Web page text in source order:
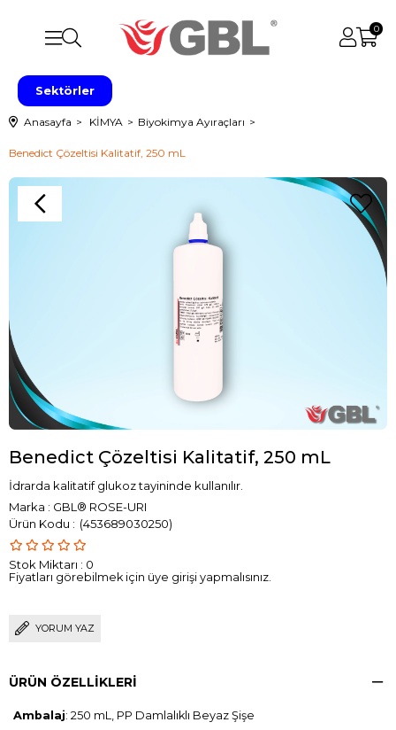
0
Sektörler
Anasayfa KİMYA Biyokimya Ayıraçları
Benedict Çözeltisi Kalitatif, 250 mL
Benedict Çözeltisi Kalitatif, 250 mL
İdrarda kalitatif glukoz tayininde kullanılır.
Marka : GBL® ROSE-URI
(453689030250)
Stok Miktarı : 0
Fiyatları görebilmek için üye girişi yapmalısınız.
YORUM YAZ
ÜRÜN ÖZELLIKLERI
Ambalaj: 250 mL, PP Damlalıklı Beyaz Şişe